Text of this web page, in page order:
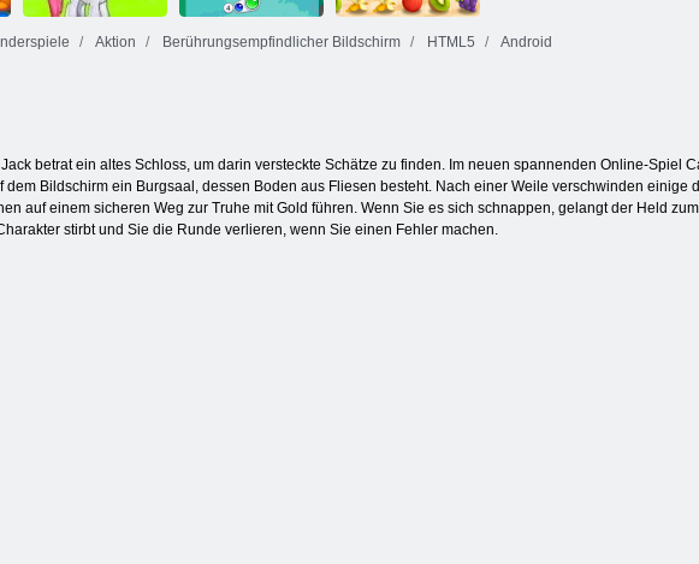
Aktion Berührungsempfindlicher Bildschirm HTML5 Android
betrat ein altes Schloss, um darin versteckte Schätze zu finden. Im neuen spannenden Online-Spiel
dem Bildschirm ein Burgsaal, dessen Boden aus Fliesen besteht. Nach einer Weile verschwinden
auf einem sicheren Weg zur Truhe mit Gold führen. Wenn Sie es sich schnappen, gelangt der Held
stirbt und Sie die Runde verlieren, wenn Sie einen Fehler machen.